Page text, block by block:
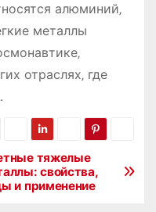
алюминий‚
металлы
отраслях‚ где
тяжелые
свойства,
и применение